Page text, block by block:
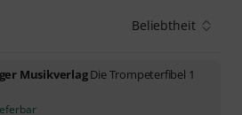
Beliebtheit
MusikverlagDie Trompeterfibel 1